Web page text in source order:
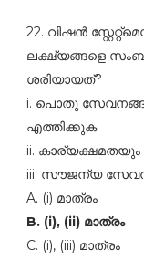
22. വിഷന്‍
ലക്ഷ്യങ്ങളെ
ശരിയായത്‌?
i. പൊതു സേവനങ്ങള്‍
എത്തിക്കുക
ii.
iii. സൗജന്യ
A. (i) മാത്രം
B. (i), (ii) മാത്രം
C. (i), (iii) മാത്രം